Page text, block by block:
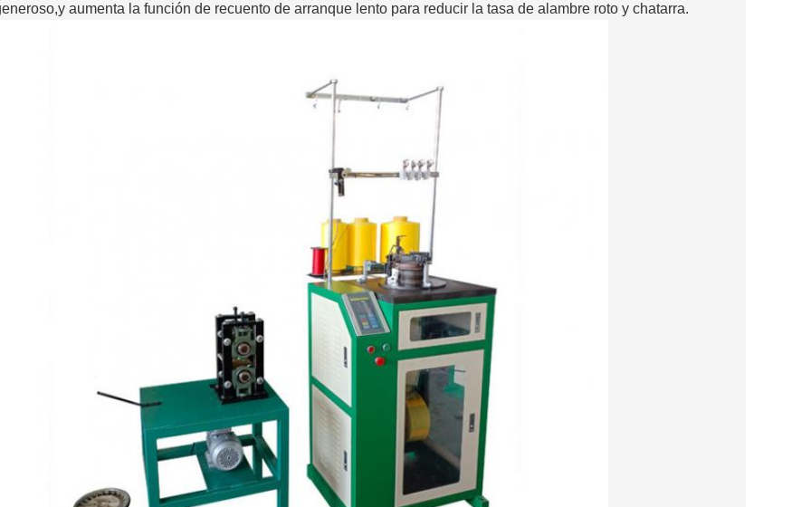
y aumenta la función de recuento de arranque lento para reducir la tasa de alambre roto y chatarra.